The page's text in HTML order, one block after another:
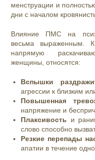
менструации и
дни с началом
Влияние ПМС на
весьма выраженным.
напрямую
женщины, относятся:
Вспышки
агрессии к близким
Повышенная
напряжение и
Плаксивость и
слово способно
Резкие перепады
апатии в течение